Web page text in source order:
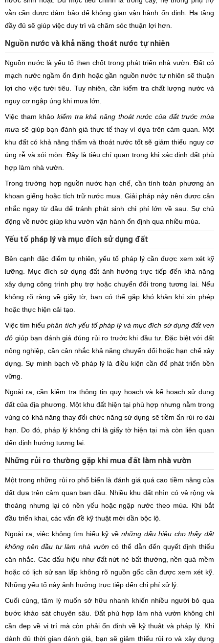
vẫn cần được đảm bảo để không gian vận hành ổn định. Hạ tầng
đầy đủ sẽ giúp việc duy trì và chăm sóc thuận lợi hơn.
Nguồn nước và khả năng thoát nước tự nhiên
Nguồn nước là yếu tố then chốt trong phát triển nhà vườn. Đất có
mạch nước ngầm ổn định hoặc gần nguồn nước tự nhiên sẽ thuận
lợi cho việc tưới tiêu. Tuy nhiên, cần kiểm tra chất lượng nước và
nguy cơ ngập úng khi mưa lớn.
Việc tham khảo kiểm tra khả năng thoát nước của đất trước mùa
mưa sẽ giúp bạn đánh giá thực tế thay vì dựa trên cảm quan. Một
khu đất có khả năng thấm và thoát nước tốt sẽ giảm thiểu nguy cơ
úng rễ và xói mòn. Đây là tiêu chí quan trọng khi xác định đất phù
hợp làm nhà vườn.
Trong trường hợp nguồn nước hạn chế, cần tính toán phương án
khoan giếng hoặc tích trữ nước mưa. Giải pháp này nên được cân
nhắc ngay từ đầu để tránh phát sinh chi phí lớn về sau. Sự chủ
động về nước giúp khu vườn vận hành ổn định qua nhiều mùa.
Yếu tố pháp lý và mục đích sử dụng đất
Bên cạnh đặc điểm tự nhiên, yếu tố pháp lý cần được xem xét kỹ
lưỡng. Mục đích sử dụng đất ảnh hưởng trực tiếp đến khả năng
xây dựng công trình phụ trợ hoặc chuyển đổi trong tương lai. Nếu
không rõ ràng về giấy tờ, bạn có thể gặp khó khăn khi xin phép
hoặc thực hiện cải tạo.
Việc tìm hiểuphân tích yếu tố pháp lý và mục đích sử dụng đất ven
đô giúp bạn đánh giá đúng rủi ro trước khi đầu tư. Đặc biệt với đất
nông nghiệp, cần cân nhắc khả năng chuyển đổi hoặc hạn chế xây
dựng. Sự minh bạch về pháp lý là điều kiện cần để phát triển bền
vững.
Ngoài ra, cần kiểm tra thông tin quy hoạch và kế hoạch sử dụng
đất của địa phương. Một khu đất hiện tại phù hợp nhưng nằm trong
vùng có khả năng thay đổi chức năng sử dụng sẽ tiềm ẩn rủi ro dài
hạn. Do đó, pháp lý không chỉ là giấy tờ hiện tại mà còn liên quan
đến định hướng tương lai.
Những rủi ro thường gặp khi mua đất làm nhà vườn
Một trong những rủi ro phổ biến là đánh giá quá cao tiềm năng của
đất dựa trên cảm quan ban đầu. Nhiều khu đất nhìn có vẻ rộng và
thoáng nhưng lại có nền yếu hoặc ngập nước theo mùa. Khi bắt
đầu triển khai, các vấn đề kỹ thuật mới dần bộc lộ.
Ngoài ra, việc không tìm hiểu kỹ vềnhững dấu hiệu cho thấy đất
không nên đầu tư làm nhà vườncó thể dẫn đến quyết định thiếu
cân nhắc. Các dấu hiệu như đất nứt nẻ bất thường, nền quá mềm
hoặc có lịch sử san lấp không rõ nguồn gốc cần được xem xét kỹ.
Những yếu tố này ảnh hưởng trực tiếp đến chi phí xử lý.
Cuối cùng, tâm lý muốn sở hữu nhanh khiến nhiều người bỏ qua
bước khảo sát chuyên sâu. Đất phù hợp làm nhà vườn không chỉ
cần đẹp về vị trí mà còn phải ổn định về kỹ thuật và pháp lý. Khi
dành đủ thời gian đánh giá, bạn sẽ giảm thiểu rủi ro và xây dựng